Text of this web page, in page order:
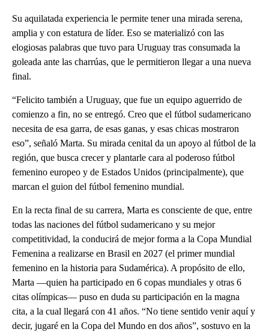
Su aquilatada experiencia le permite tener una mirada serena,
amplia y con estatura de líder. Eso se materializó con las
elogiosas palabras que tuvo para Uruguay tras consumada la
goleada ante las charrúas, que le permitieron llegar a una nueva
final.
“Felicito también a Uruguay, que fue un equipo aguerrido de
comienzo a fin, no se entregó. Creo que el fútbol sudamericano
necesita de esa garra, de esas ganas, y esas chicas mostraron
eso”, señaló Marta. Su mirada cenital da un apoyo al fútbol de la
región, que busca crecer y plantarle cara al poderoso fútbol
femenino europeo y de Estados Unidos (principalmente), que
marcan el guion del fútbol femenino mundial.
En la recta final de su carrera, Marta es consciente de que, entre
todas las naciones del fútbol sudamericano y su mejor
competitividad, la conducirá de mejor forma a la Copa Mundial
Femenina a realizarse en Brasil en 2027 (el primer mundial
femenino en la historia para Sudamérica). A propósito de ello,
Marta —quien ha participado en 6 copas mundiales y otras 6
citas olímpicas— puso en duda su participación en la magna
cita, a la cual llegará con 41 años. “No tiene sentido venir aquí y
decir, jugaré en la Copa del Mundo en dos años”, sostuvo en la